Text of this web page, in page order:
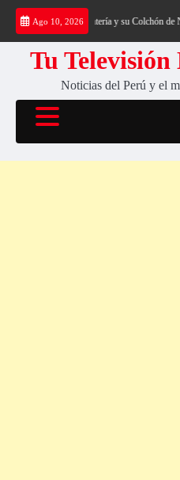
Saltar
contenido
Ago 10, 2026
al Cerro Cantería y su Colchón de
Tu
Noticias del Perú y el